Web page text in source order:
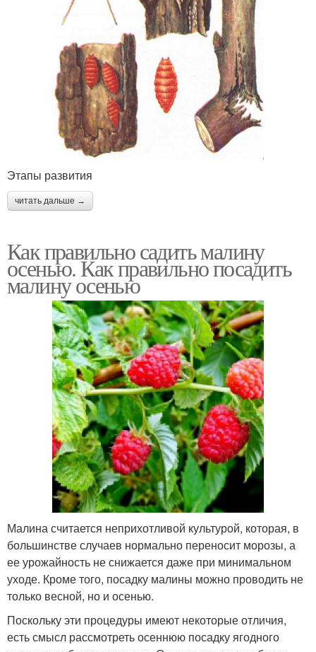
Этапы развития
читать дальше →
Как правильно садить малину
осенью. Как правильно посадить
малину осенью
Малина считается неприхотливой культурой, которая, в
большинстве случаев нормально переносит морозы, а
ее урожайность не снижается даже при минимальном
уходе. Кроме того, посадку малины можно проводить не
только весной, но и осенью.
Поскольку эти процедуры имеют некоторые отличия,
есть смысл рассмотреть осеннюю посадку ягодного